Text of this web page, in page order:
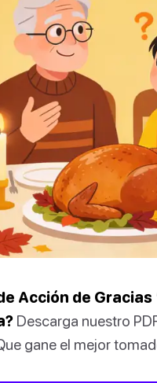
Acción de Gracias
Descarga nuestro
gane el mejor